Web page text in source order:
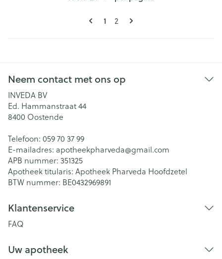
Pagina's
U lees momenteel pagina
1 Pagina
2
Neem contact met ons op
INVEDA BV
Ed. Hammanstraat 44
8400 Oostende
Telefoon: 059 70 37 99
E-mailadres: apotheekpharveda@gmail.com
APB nummer: 351325
Apotheek titularis: Apotheek Pharveda Hoofdzetel
BTW nummer: BE0432969891
Klantenservice
FAQ
Uw apotheek